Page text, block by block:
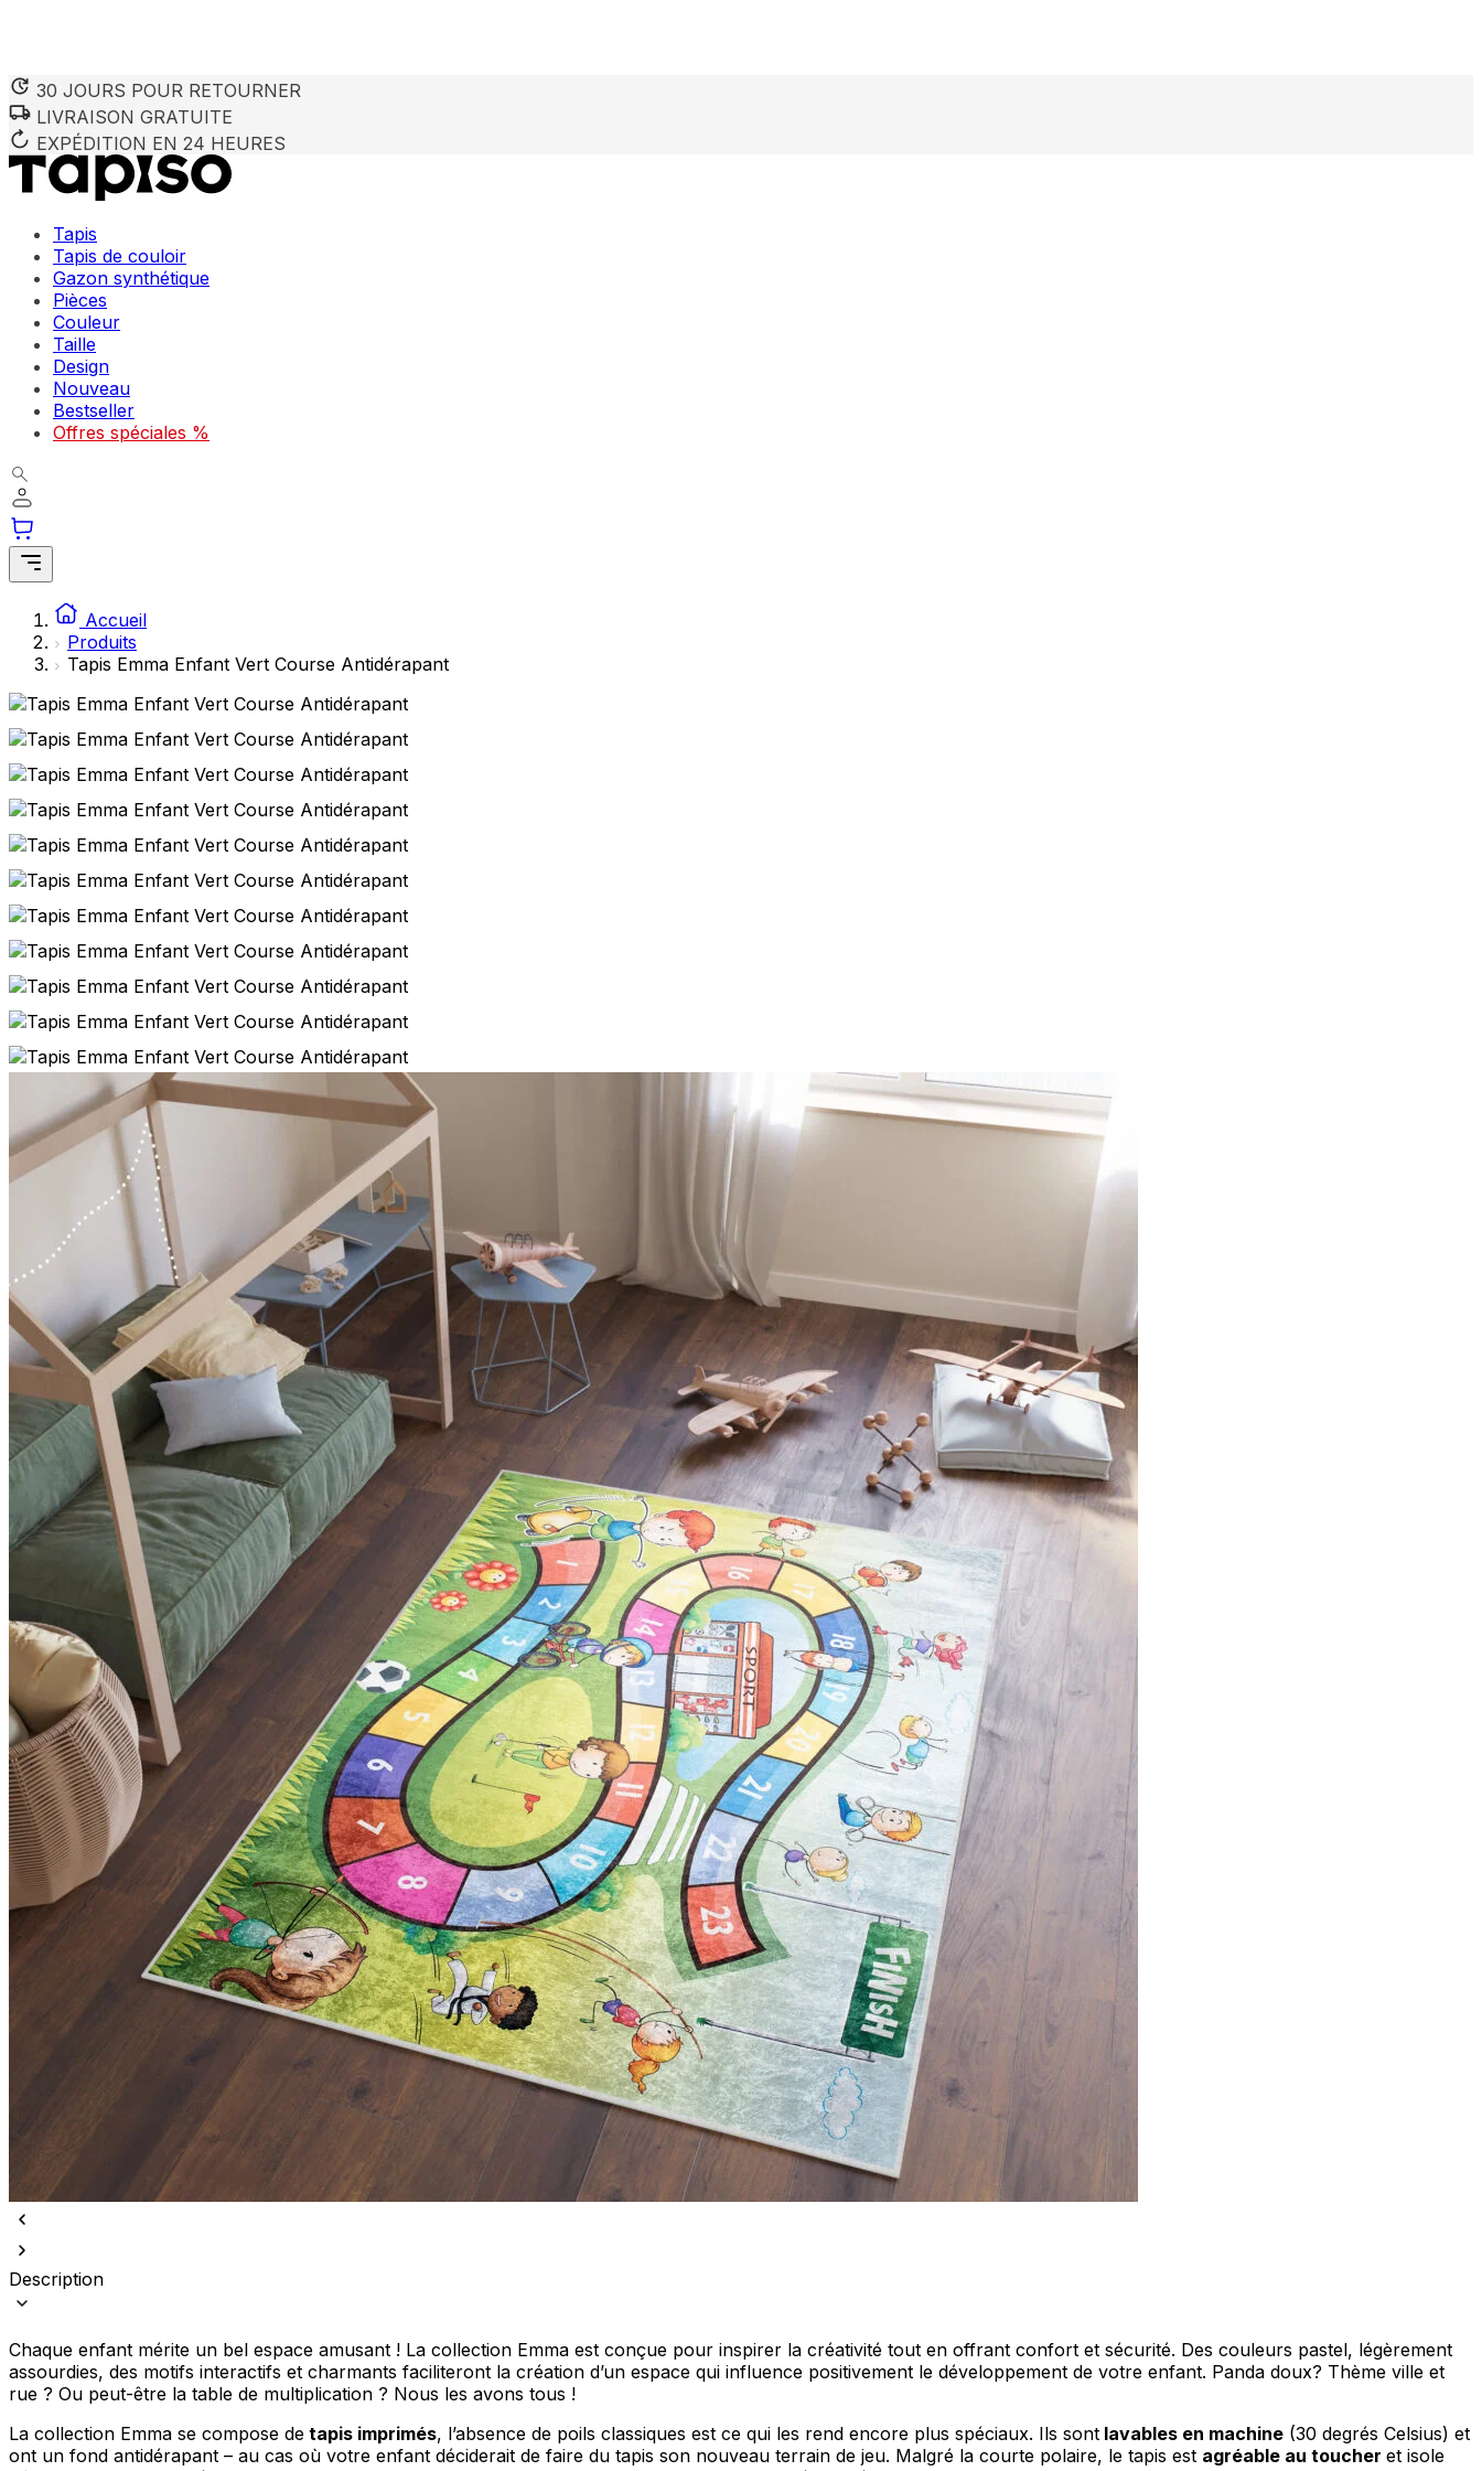
30 JOURS POUR RETOURNER
LIVRAISON GRATUITE
EXPÉDITION EN 24 HEURES
Tapis
Tapis de couloir
Gazon synthétique
Pièces
Couleur
Taille
Design
Nouveau
Bestseller
Offres spéciales %
Accueil
Produits
Tapis Emma Enfant Vert Course Antidérapant
Description
Chaque enfant mérite un bel espace amusant ! La collection Emma est conçue pour inspirer la créativité tout en offrant confort et sécurité. Des couleurs pastel, légèrement
assourdies, des motifs interactifs et charmants faciliteront la création d’un espace qui influence positivement le développement de votre enfant. Panda doux? Thème ville et
rue ? Ou peut-être la table de multiplication ? Nous les avons tous !
La collection Emma se compose de tapis imprimés, l’absence de poils classiques est ce qui les rend encore plus spéciaux. Ils sont lavables en machine (30 degrés Celsius) et
ont un fond antidérapant – au cas où votre enfant déciderait de faire du tapis son nouveau terrain de jeu. Malgré la courte polaire, le tapis est agréable au toucher et isole
Nous utilisons des cookies pour personnaliser le contenu et les annonces, offrir des fonctionnalités de réseaux sociaux et analyser notre trafic.
Nous partageons également des informations sur votre utilisation de notre site avec nos partenaires sociaux, publicitaires et analytiques. Ces
partenaires peuvent combiner ces informations avec d'autres données que vous leur avez fournies ou qu'ils ont collectées lors de votre
ne stockent aucune donnée permettant d'identifier personnellement un utilisateur.
Préférences
Les cookies liés aux préférences permettent au site de se souvenir des informations qui modifient l'apparence ou le fonctionnement du site,
comme votre langue préférée ou la région dans laquelle vous vous trouvez.